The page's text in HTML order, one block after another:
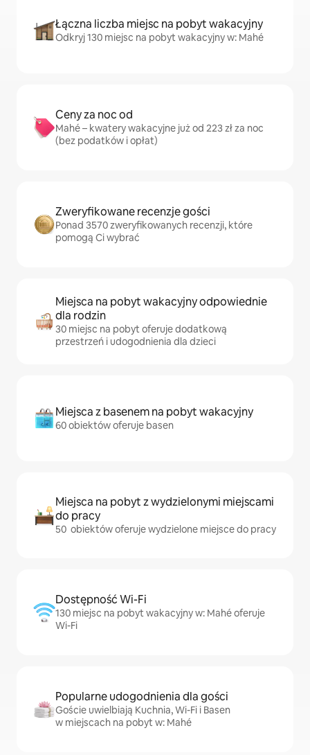
Łączna liczba miejsc na pobyt wakacyjny
Odkryj 130 miejsc na pobyt wakacyjny w: Mahé
Ceny za noc od
Mahé – kwatery wakacyjne już od 223 zł za noc
(bez podatków i opłat)
Zweryfikowane recenzje gości
Ponad 3570 zweryfikowanych recenzji, które
pomogą Ci wybrać
Miejsca na pobyt wakacyjny odpowiednie
dla rodzin
30 miejsc na pobyt oferuje dodatkową
przestrzeń i udogodnienia dla dzieci
Miejsca z basenem na pobyt wakacyjny
60 obiektów oferuje basen
Miejsca na pobyt z wydzielonymi miejscami
do pracy
50 obiektów oferuje wydzielone miejsce do pracy
Dostępność Wi-Fi
130 miejsc na pobyt wakacyjny w: Mahé oferuje
Wi-Fi
Popularne udogodnienia dla gości
Goście uwielbiają Kuchnia, Wi-Fi i Basen
w miejscach na pobyt w: Mahé